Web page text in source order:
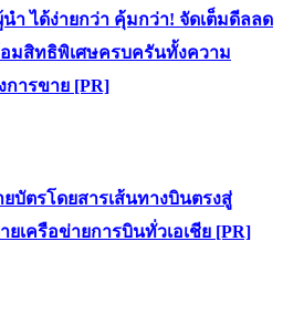
ำ ได้ง่ายกว่า คุ้มกว่า! จัดเต็มดีลลด
อมสิทธิพิเศษครบครันทั้งความ
การขาย [PR]
บัตรโดยสารเส้นทางบินตรงสู่
ยเครือข่ายการบินทั่วเอเชีย [PR]